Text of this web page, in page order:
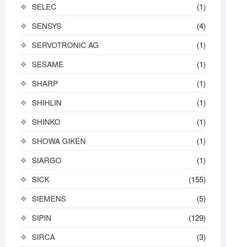
SELEC
(1)
SENSYS
(4)
SERVOTRONIC AG
(1)
SESAME
(1)
SHARP
(1)
SHIHLIN
(1)
SHINKO
(1)
SHOWA GIKEN
(1)
SIARGO
(1)
SICK
(155)
SIEMENS
(5)
SIPIN
(129)
SIRCA
(3)